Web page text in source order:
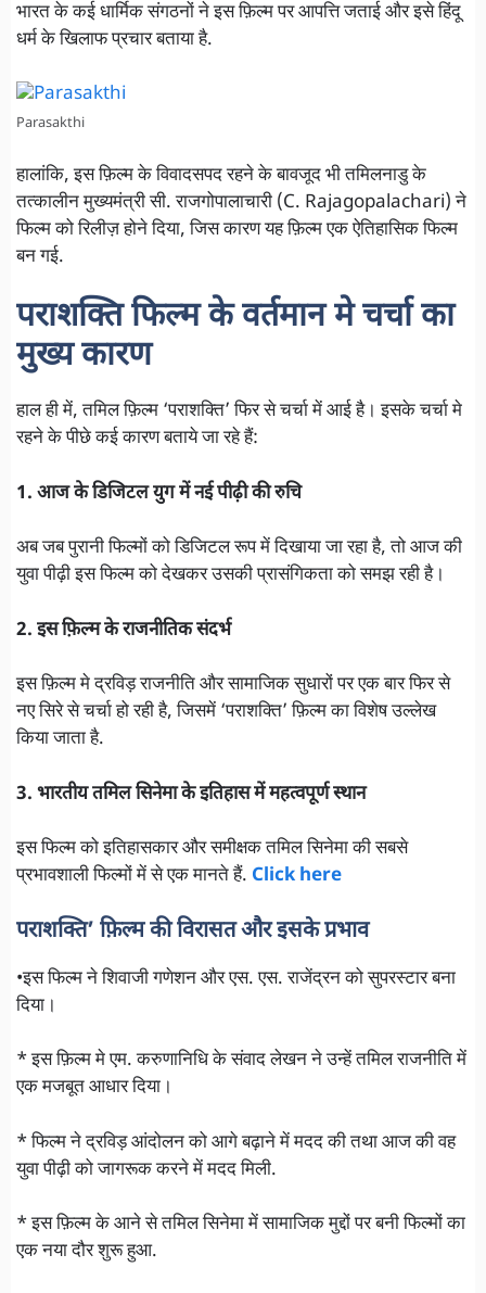
भारत के कई धार्मिक संगठनों ने इस फ़िल्म पर आपत्ति जताई और इसे हिंदू
धर्म के खिलाफ प्रचार बताया है.
Parasakthi
हालांकि, इस फ़िल्म के विवादसपद रहने के बावजूद भी तमिलनाडु के
तत्कालीन मुख्यमंत्री सी. राजगोपालाचारी (C. Rajagopalachari) ने
फिल्म को रिलीज़ होने दिया, जिस कारण यह फ़िल्म एक ऐतिहासिक फिल्म
बन गई.
पराशक्ति फिल्म के वर्तमान मे चर्चा का
मुख्य कारण
हाल ही में, तमिल फ़िल्म ‘पराशक्ति’ फिर से चर्चा में आई है। इसके चर्चा मे
रहने के पीछे कई कारण बताये जा रहे हैं:
1. आज के डिजिटल युग में नई पीढ़ी की रुचि
अब जब पुरानी फिल्मों को डिजिटल रूप में दिखाया जा रहा है, तो आज की
युवा पीढ़ी इस फिल्म को देखकर उसकी प्रासंगिकता को समझ रही है।
2. इस फ़िल्म के राजनीतिक संदर्भ
इस फ़िल्म मे द्रविड़ राजनीति और सामाजिक सुधारों पर एक बार फिर से
नए सिरे से चर्चा हो रही है, जिसमें ‘पराशक्ति’ फ़िल्म का विशेष उल्लेख
किया जाता है.
3. भारतीय तमिल सिनेमा के इतिहास में महत्वपूर्ण स्थान
इस फिल्म को इतिहासकार और समीक्षक तमिल सिनेमा की सबसे
प्रभावशाली फिल्मों में से एक मानते हैं. Click here
पराशक्ति’ फ़िल्म की विरासत और इसके प्रभाव
•इस फिल्म ने शिवाजी गणेशन और एस. एस. राजेंद्रन को सुपरस्टार बना
दिया।
* इस फ़िल्म मे एम. करुणानिधि के संवाद लेखन ने उन्हें तमिल राजनीति में
एक मजबूत आधार दिया।
* फिल्म ने द्रविड़ आंदोलन को आगे बढ़ाने में मदद की तथा आज की वह
युवा पीढ़ी को जागरूक करने में मदद मिली.
* इस फ़िल्म के आने से तमिल सिनेमा में सामाजिक मुद्दों पर बनी फिल्मों का
एक नया दौर शुरू हुआ.